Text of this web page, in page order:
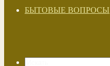
БЫТОВЫЕ ВОПРОСЫ